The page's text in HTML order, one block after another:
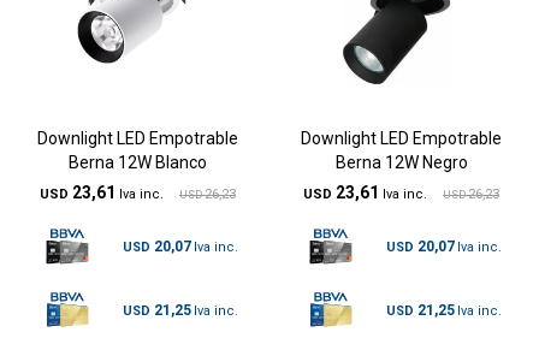
Downlight LED Empotrable
Berna 12W Blanco
USD 23,61 USD 26,23
USD 20,07
USD 21,25
Downlight LED Empotrable
Berna 12W Negro
USD 23,61 USD 26,23
USD 20,07
USD 21,25